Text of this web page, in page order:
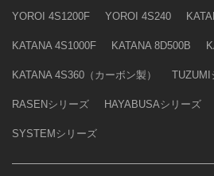
YOROI 4S1200F YOROI 4S240
KATANA 4S1000F KATANA 8D500B
KATANA 4S360（カーボン製） TUZUMI
RASENシリーズ HAYABUSAシリーズ
SYSTEMシリーズ